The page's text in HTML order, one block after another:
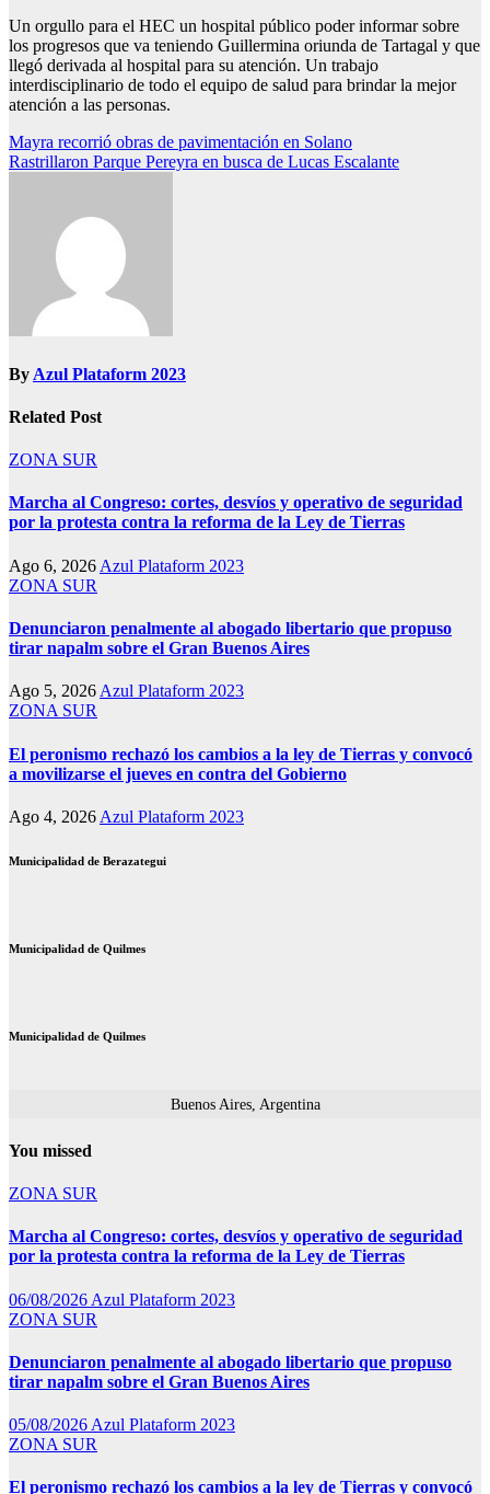
Un orgullo para el HEC un hospital público poder informar sobre
los progresos que va teniendo Guillermina oriunda de Tartagal y que
llegó derivada al hospital para su atención. Un trabajo
interdisciplinario de todo el equipo de salud para brindar la mejor
atención a las personas.
Navegación
de
Mayra recorrió obras de pavimentación en Solano
Rastrillaron Parque Pereyra en busca de Lucas Escalante
By Azul Plataform 2023
Related Post
ZONA SUR
Marcha al Congreso: cortes, desvíos y operativo de seguridad
por la protesta contra la reforma de la Ley de Tierras
Ago 6, 2026 Azul Plataform 2023
ZONA SUR
Denunciaron penalmente al abogado libertario que propuso
tirar napalm sobre el Gran Buenos Aires
Ago 5, 2026 Azul Plataform 2023
ZONA SUR
El peronismo rechazó los cambios a la ley de Tierras y convocó
a movilizarse el jueves en contra del Gobierno
Ago 4, 2026 Azul Plataform 2023
Municipalidad de Berazategui
Municipalidad de Quilmes
Municipalidad de Quilmes
Buenos Aires, Argentina
You missed
ZONA SUR
Marcha al Congreso: cortes, desvíos y operativo de seguridad
por la protesta contra la reforma de la Ley de Tierras
06/08/2026 Azul Plataform 2023
ZONA SUR
Denunciaron penalmente al abogado libertario que propuso
tirar napalm sobre el Gran Buenos Aires
05/08/2026 Azul Plataform 2023
ZONA SUR
El peronismo rechazó los cambios a la ley de Tierras y convocó